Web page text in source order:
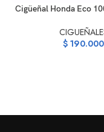
AÑADIR AL CARRITO
Cigüeñal Honda Eco
$ 190.000